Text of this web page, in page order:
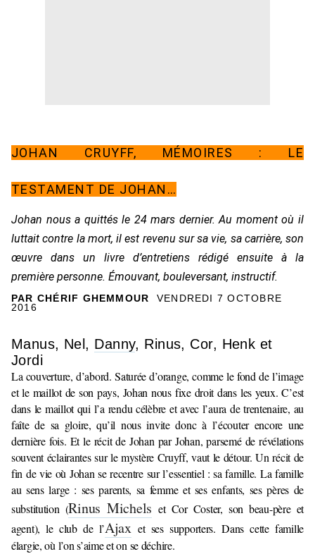
JOHAN CRUYFF, MÉMOIRES : LE
TESTAMENT DE JOHAN…
Johan nous a quittés le 24 mars dernier. Au moment où il
luttait contre la mort, il est revenu sur sa vie, sa carrière, son
œuvre dans un livre d’entretiens rédigé ensuite à la
première personne. Émouvant, bouleversant, instructif.
PAR CHÉRIF GHEMMOUR
VENDREDI 7 OCTOBRE
2016
Manus, Nel, Danny, Rinus, Cor, Henk et
Jordi
La couverture, d’abord. Saturée d’orange, comme le fond de l’image
et le maillot de son pays, Johan nous fixe droit dans les yeux. C’est
dans le maillot qui l’a rendu célèbre et avec l’aura de trentenaire, au
faîte de sa gloire, qu’il nous invite donc à l’écouter encore une
dernière fois. Et le récit de Johan par Johan, parsemé de révélations
souvent éclairantes sur le mystère Cruyff, vaut le détour. Un récit de
fin de vie où Johan se recentre sur l’essentiel : sa famille. La famille
au sens large : ses parents, sa femme et ses enfants, ses pères de
substitution (Rinus Michels et Cor Coster, son beau-père et
agent), le club de l’Ajax et ses supporters. Dans cette famille
élargie, où l’on s’aime et on se déchire.